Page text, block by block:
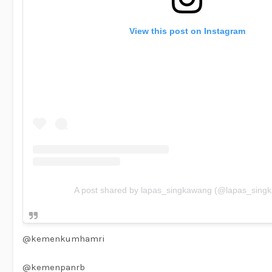
View this post on Instagram
A post shared by lapas_singkawang
@kemenkumhamri
@kemenpanrb